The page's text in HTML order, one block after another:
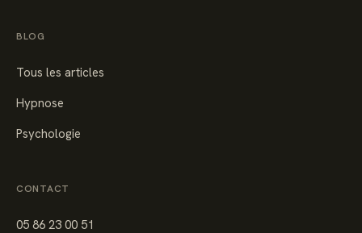
BLOG
Tous les articles
Hypnose
Psychologie
CONTACT
05 86 23 00 51